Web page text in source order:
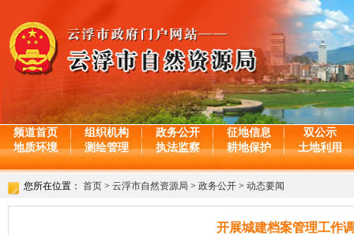
频道首页 组织机构 政务公开 征地信息
双公示
地质环境
测绘管理 执法监察 耕地保护 土地利用
您所在位置： 首页 > 云浮市自然资源局 > 政务公开 > 动态要闻
开展城建档案管理工作